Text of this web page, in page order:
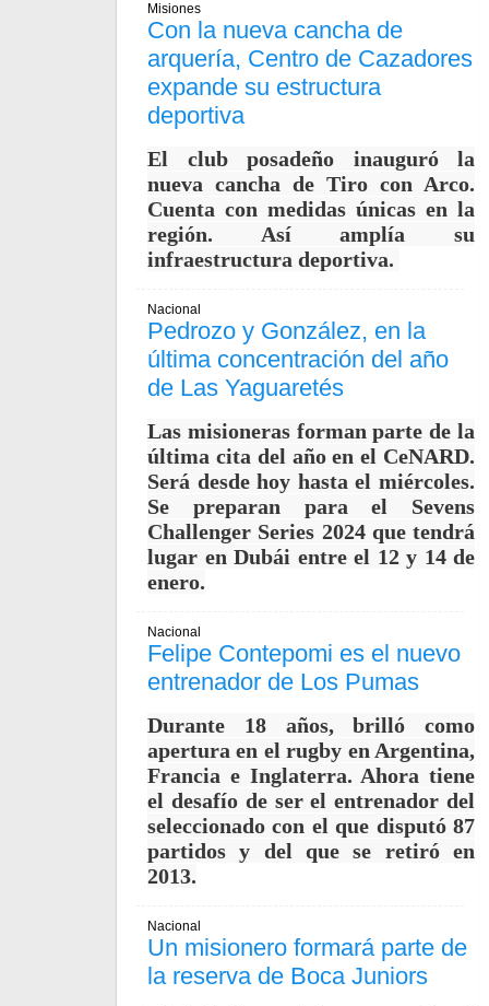
Misiones
Con la nueva cancha de
arquería, Centro de Cazadores
expande su estructura
deportiva
El club posadeño inauguró la
nueva cancha de Tiro con Arco.
Cuenta con medidas únicas en la
región. Así amplía su
infraestructura deportiva.
Nacional
Pedrozo y González, en la
última concentración del año
de Las Yaguaretés
Las misioneras forman parte de la
última cita del año en el CeNARD.
Será desde hoy hasta el miércoles.
Se preparan para el Sevens
Challenger Series 2024 que tendrá
lugar en Dubái entre el 12 y 14 de
enero.
Nacional
Felipe Contepomi es el nuevo
entrenador de Los Pumas
Durante 18 años, brilló como
apertura en el rugby en Argentina,
Francia e Inglaterra. Ahora tiene
el desafío de ser el entrenador del
seleccionado con el que disputó 87
partidos y del que se retiró en
2013.
Nacional
Un misionero formará parte de
la reserva de Boca Juniors